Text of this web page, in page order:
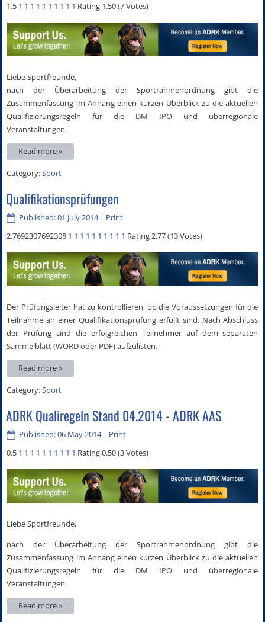
1.5 1 1 1 1 1 1 1 1 1 1 Rating 1.50 (7 Votes)
Liebe Sportfreunde,
nach der Überarbeitung der Sportrahmenordnung gibt die
Zusammenfassung im Anhang einen kurzen Überblick zu die aktuellen
Qualifizierungsregeln für die DM IPO und überregionale
Veranstaltungen.
Read more »
Category:Sport
Qualifikationsprüfungen
Published: 01 July 2014| Print
2.7692307692308 1 1 1 1 1 1 1 1 1 1 Rating 2.77 (13 Votes)
Der Prüfungsleiter hat zu kontrollieren, ob die Voraussetzungen für die
Teilnahme an einer Qualifikationsprüfung erfüllt sind. Nach Abschluss
der Prüfung sind die erfolgreichen Teilnehmer auf dem separaten
Sammelblatt (WORD oder PDF) aufzulisten.
Read more »
Category:Sport
ADRK Qualiregeln Stand 04.2014 - ADRK AAS
Published: 06 May 2014| Print
0.5 1 1 1 1 1 1 1 1 1 1 Rating 0.50 (3 Votes)
Liebe Sportfreunde,
nach der Überarbeitung der Sportrahmenordnung gibt die
Zusammenfassung im Anhang einen kurzen Überblick zu die aktuellen
Qualifizierungsregeln für die DM IPO und überregionale
Veranstaltungen.
Read more »